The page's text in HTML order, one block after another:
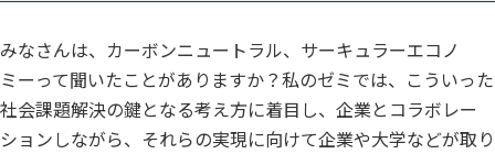
みなさんは、カーボンニュートラル、サーキュラーエコノ
ミーって聞いたことがありますか？私のゼミでは、こういった
社会課題解決の鍵となる考え方に着目し、企業とコラボレー
ションしながら、それらの実現に向けて企業や大学などが取り